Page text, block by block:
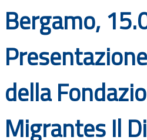
Bandi
Guide
Bergamo,
della
Migrantes Il